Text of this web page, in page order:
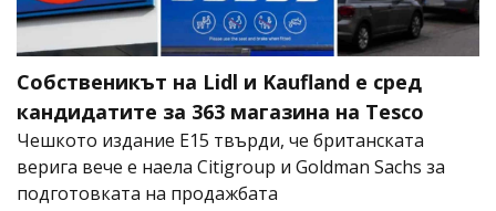
Собственикът на Lidl и Kaufland е сред
кандидатите за 363 магазина на Tesco
Чешкото издание E15 твърди, че британската
верига вече е наела Citigroup и Goldman Sachs за
подготовката на продажбата